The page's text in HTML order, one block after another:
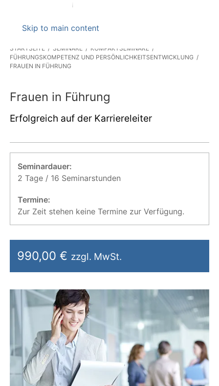
Skip to main content
STARTSEITE SEMINARE
KOMPAKTSEMINARE
FÜHRUNGSKOMPETENZ UND PERSÖNLICHKEITSENTWICKLUNG
FRAUEN IN FÜHRUNG
Frauen in Führung
Erfolgreich auf der Karriereleiter
Seminardauer:
2 Tage / 16 Seminarstunden
Termine:
Zur Zeit stehen keine Termine zur Verfügung.
990,00 € zzgl. MwSt.